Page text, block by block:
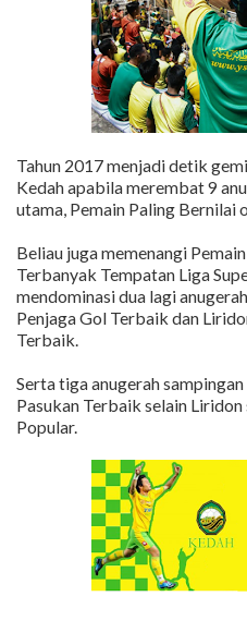
Tahun 2017 menjadi detik
Kedah apabila merembat 9
utama, Pemain Paling Bernilai
Beliau juga memenangi
Terbanyak Tempatan Liga
mendominasi dua lagi
Penjaga Gol Terbaik dan
Terbaik.
Serta tiga anugerah
Pasukan Terbaik selain
Popular.